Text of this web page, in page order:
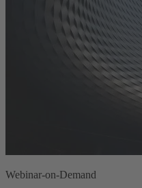
Webinar-on-Demand